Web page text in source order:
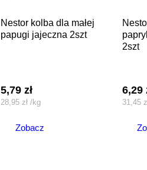
nestor kolba dla małej
papugi jajeczna 2szt
5,79zł
28,95zł /kg
Zobacz
nestor kolba dla kanarka
2szt
6,29
31,45